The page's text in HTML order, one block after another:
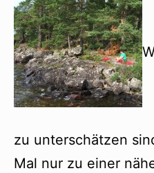
zu unterschätzen
Mal nur zu einer